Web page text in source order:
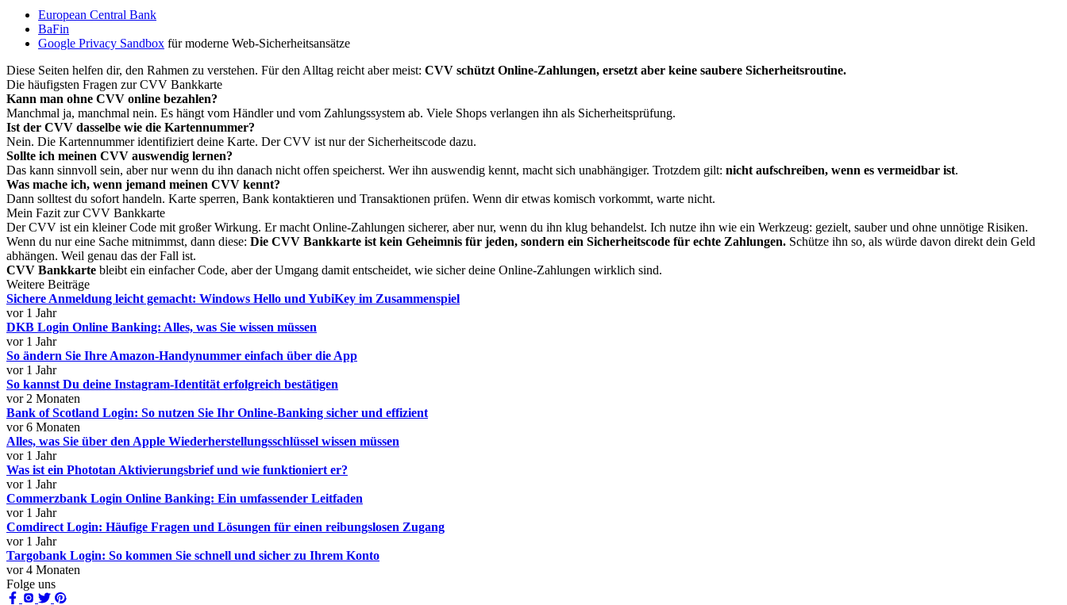
European Central Bank
BaFin
Google Privacy Sandbox für moderne Web-Sicherheitsansätze
Diese Seiten helfen dir, den Rahmen zu verstehen. Für den Alltag reicht aber meist: CVV schützt Online-Zahlungen, ersetzt aber keine saubere Sicherheitsroutine.
Die häufigsten Fragen zur CVV Bankkarte
Kann man ohne CVV online bezahlen?
Manchmal ja, manchmal nein. Es hängt vom Händler und vom Zahlungssystem ab. Viele Shops verlangen ihn als Sicherheitsprüfung.
Ist der CVV dasselbe wie die Kartennummer?
Nein. Die Kartennummer identifiziert deine Karte. Der CVV ist nur der Sicherheitscode dazu.
Sollte ich meinen CVV auswendig lernen?
Das kann sinnvoll sein, aber nur wenn du ihn danach nicht offen speicherst. Wer ihn auswendig kennt, macht sich unabhängiger. Trotzdem gilt: nicht aufschreiben, wenn es vermeidbar ist.
Was mache ich, wenn jemand meinen CVV kennt?
Dann solltest du sofort handeln. Karte sperren, Bank kontaktieren und Transaktionen prüfen. Wenn dir etwas komisch vorkommt, warte nicht.
Mein Fazit zur CVV Bankkarte
Der CVV ist ein kleiner Code mit großer Wirkung. Er macht Online-Zahlungen sicherer, aber nur, wenn du ihn klug behandelst. Ich nutze ihn wie ein Werkzeug: gezielt, sauber und ohne unnötige Risiken.
Wenn du nur eine Sache mitnimmst, dann diese: Die CVV Bankkarte ist kein Geheimnis für jeden, sondern ein Sicherheitscode für echte Zahlungen. Schütze ihn so, als würde davon direkt dein Geld
abhängen. Weil genau das der Fall ist.
CVV Bankkarte bleibt ein einfacher Code, aber der Umgang damit entscheidet, wie sicher deine Online-Zahlungen wirklich sind.
Weitere Beiträge
Sichere Anmeldung leicht gemacht: Windows Hello und YubiKey im Zusammenspiel
vor 1 Jahr
DKB Login Online Banking: Alles, was Sie wissen müssen
vor 1 Jahr
So ändern Sie Ihre Amazon-Handynummer einfach über die App
vor 1 Jahr
So kannst Du deine Instagram-Identität erfolgreich bestätigen
vor 2 Monaten
Bank of Scotland Login: So nutzen Sie Ihr Online-Banking sicher und effizient
vor 6 Monaten
Alles, was Sie über den Apple Wiederherstellungsschlüssel wissen müssen
vor 1 Jahr
Was ist ein Phototan Aktivierungsbrief und wie funktioniert er?
vor 1 Jahr
Commerzbank Login Online Banking: Ein umfassender Leitfaden
vor 1 Jahr
Comdirect Login: Häufige Fragen und Lösungen für einen reibungslosen Zugang
vor 1 Jahr
Targobank Login: So kommen Sie schnell und sicher zu Ihrem Konto
vor 4 Monaten
Folge uns